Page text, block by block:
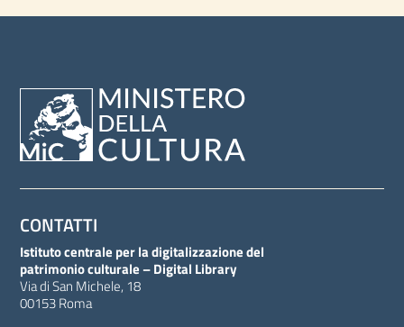
CONTATTI
Istituto centrale per la digitalizzazione del
patrimonio culturale – Digital Library
Via di San Michele, 18
00153 Roma